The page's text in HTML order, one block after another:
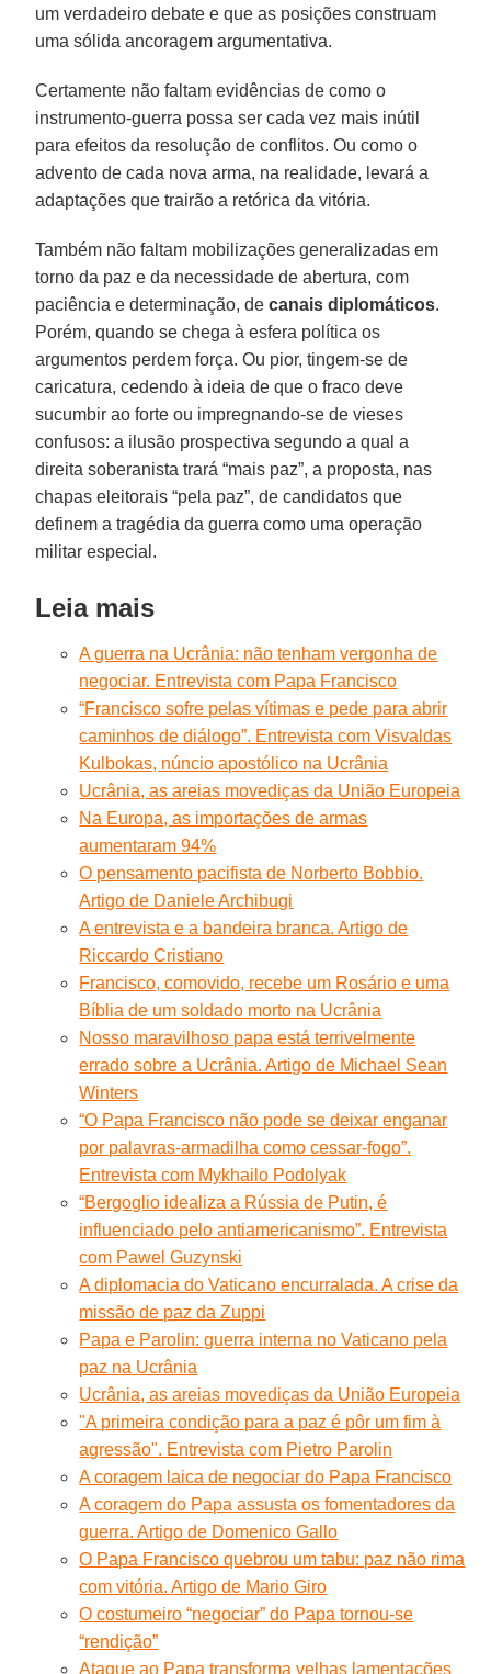
um verdadeiro debate e que as posições construam
uma sólida ancoragem argumentativa.
Certamente não faltam evidências de como o
instrumento-guerra possa ser cada vez mais inútil
para efeitos da resolução de conflitos. Ou como o
advento de cada nova arma, na realidade, levará a
adaptações que trairão a retórica da vitória.
Também não faltam mobilizações generalizadas em
torno da paz e da necessidade de abertura, com
paciência e determinação, decanais diplomáticos.
Porém, quando se chega à esfera política os
argumentos perdem força. Ou pior, tingem-se de
caricatura, cedendo à ideia de que o fraco deve
sucumbir ao forte ou impregnando-se de vieses
confusos: a ilusão prospectiva segundo a qual a
direita soberanista trará “mais paz”, a proposta, nas
chapas eleitorais “pela paz”, de candidatos que
definem a tragédia da guerra como uma operação
militar especial.
Leia mais
A guerra na Ucrânia: não tenham vergonha de
negociar. Entrevista com Papa Francisco
“Francisco sofre pelas vítimas e pede para abrir
caminhos de diálogo”. Entrevista com Visvaldas
Kulbokas, núncio apostólico na Ucrânia
Ucrânia, as areias movediças da União Europeia
Na Europa, as importações de armas
aumentaram 94%
O pensamento pacifista de Norberto Bobbio.
Artigo de Daniele Archibugi
A entrevista e a bandeira branca. Artigo de
Riccardo Cristiano
Francisco, comovido, recebe um Rosário e uma
Bíblia de um soldado morto na Ucrânia
Nosso maravilhoso papa está terrivelmente
errado sobre a Ucrânia. Artigo de Michael Sean
Winters
“O Papa Francisco não pode se deixar enganar
por palavras-armadilha como cessar-fogo”.
Entrevista com Mykhailo Podolyak
“Bergoglio idealiza a Rússia de Putin, é
influenciado pelo antiamericanismo”. Entrevista
com Pawel Guzynski
A diplomacia do Vaticano encurralada. A crise da
missão de paz da Zuppi
Papa e Parolin: guerra interna no Vaticano pela
paz na Ucrânia
Ucrânia, as areias movediças da União Europeia
"A primeira condição para a paz é pôr um fim à
agressão". Entrevista com Pietro Parolin
A coragem laica de negociar do Papa Francisco
A coragem do Papa assusta os fomentadores da
guerra. Artigo de Domenico Gallo
O Papa Francisco quebrou um tabu: paz não rima
com vitória. Artigo de Mario Giro
O costumeiro “negociar” do Papa tornou-se
“rendição”
Ataque ao Papa transforma velhas lamentações